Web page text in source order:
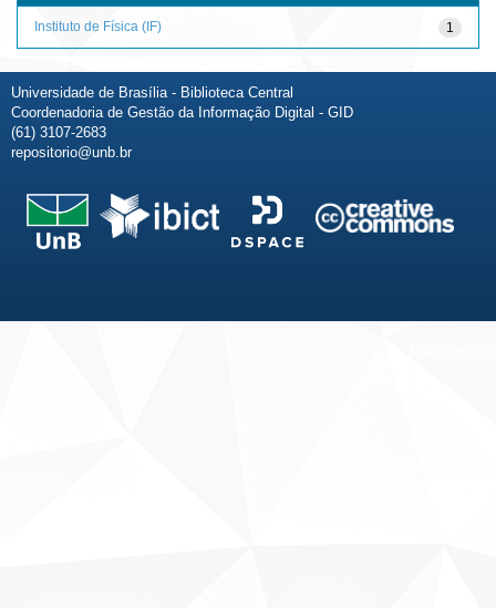
1
Instituto de Física (IF)
Universidade de Brasília - Biblioteca Central
Coordenadoria de Gestão da Informação Digital - GID
(61) 3107-2683
repositorio@unb.br